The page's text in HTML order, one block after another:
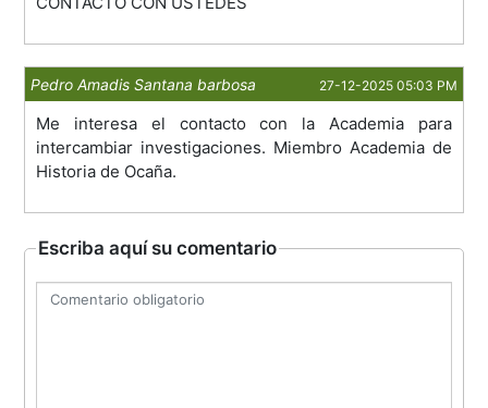
Pedro Amadis Santana barbosa 27-12-2025 05:03 PM
Me interesa el contacto con la Academia para
intercambiar investigaciones. Miembro Academia de
Historia de Ocaña.
Escriba aquí su comentario